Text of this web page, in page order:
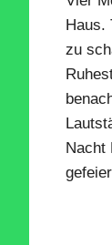
Haus.
zu
Nacht